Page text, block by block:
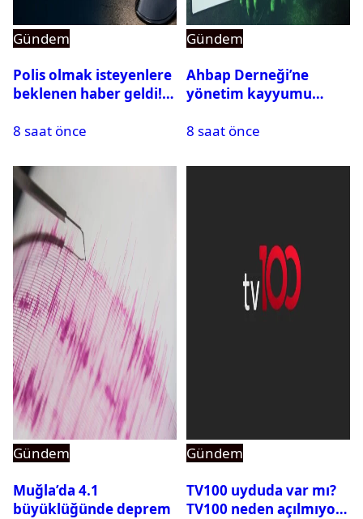
Gündem
Polis olmak isteyenlere
beklenen haber geldi!
8 saat önce
Gündem
Ahbap Derneği’ne
yönetim kayyumu
açıldı
8 saat önce
Gündem
Muğla’da 4.1
büyüklüğünde deprem
Gündem
TV100 uyduda var mı?
TV100 neden açılmıyor?